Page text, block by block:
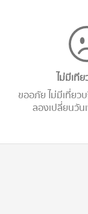
ไม่มีเที
ขออภัย ไม่มีเที่ยว
ลองเปลี่ยนวัน